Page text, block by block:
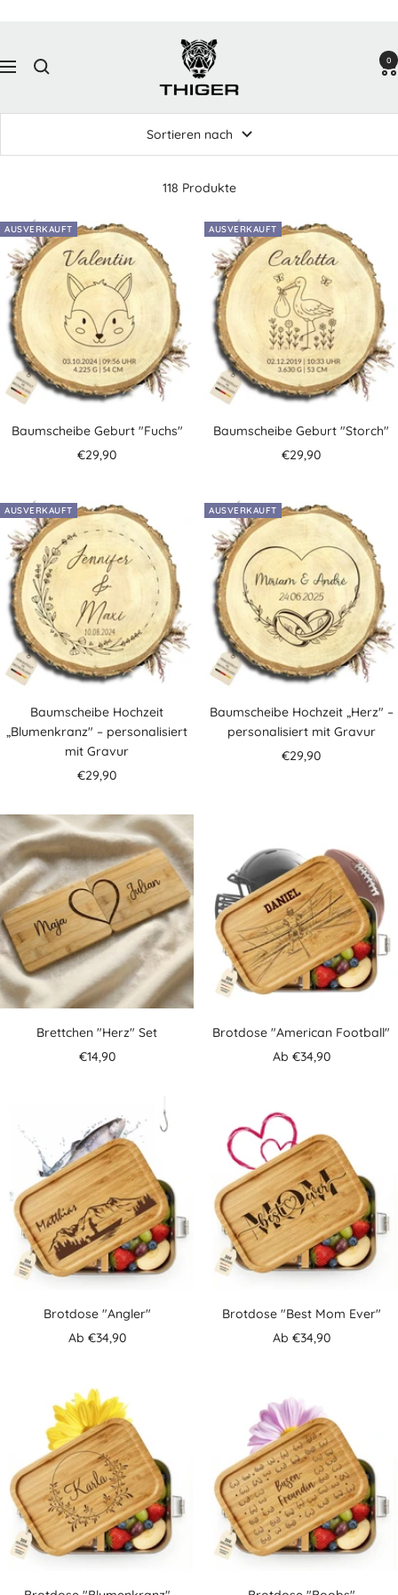
Navigation
Thiger
Design
0
Sortieren nach
118 Produkte
AUSVERKAUFT
Baumscheibe Geburt "Fuchs"
Angebotspreis
€29,90
AUSVERKAUFT
Baumscheibe Geburt "Storch"
Angebotspreis
€29,90
AUSVERKAUFT
Baumscheibe Hochzeit
„Blumenkranz" – personalisiert
mit Gravur
Angebotspreis
€29,90
AUSVERKAUFT
Baumscheibe Hochzeit „Herz" –
personalisiert mit Gravur
Angebotspreis
€29,90
Brettchen "Herz" Set
Angebotspreis
€14,90
Brotdose "American Football"
Angebotspreis
Ab €34,90
Brotdose "Angler"
Angebotspreis
Ab €34,90
Brotdose "Best Mom Ever"
Angebotspreis
Ab €34,90